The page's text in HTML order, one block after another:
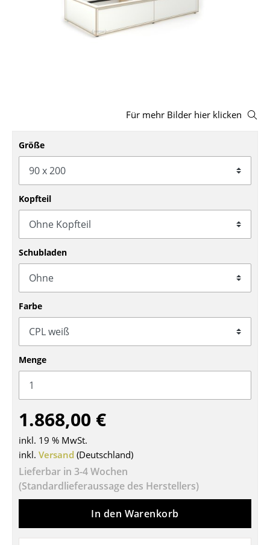
Bänke & Liegen
Bürodrehstühle
Konferenzstühle
Bürosessel
Einzelteile
... alle Sitzmöbel
Esstische
Beistelltische
Couchtische
Schreibtische
Konferenztische
Stehtische & Stehpulte
Kindertische
Gartentische
Servierwagen
Für mehr Bilder hier klicken
Größe
Kopfteil
Schubladen
Farbe
Menge
1.868,00 €
inkl. 19 % MwSt.
inkl. Versand (Deutschland)
Lieferbar in 3-4 Wochen
(Standardlieferaussage des Herstellers)
In den Warenkorb